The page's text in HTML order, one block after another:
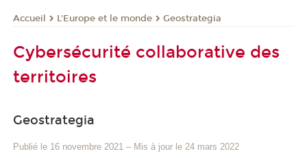
Accueil L'Europe et le monde Geostrategia
Cybersécurité collaborative des
territoires
Geostrategia
Publié le 16 novembre 2021 – Mis à jour le 24 mars 2022